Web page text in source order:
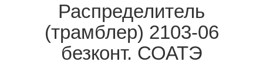
Распределитель
(трамблер) 2103-06
безконт. СОАТЭ